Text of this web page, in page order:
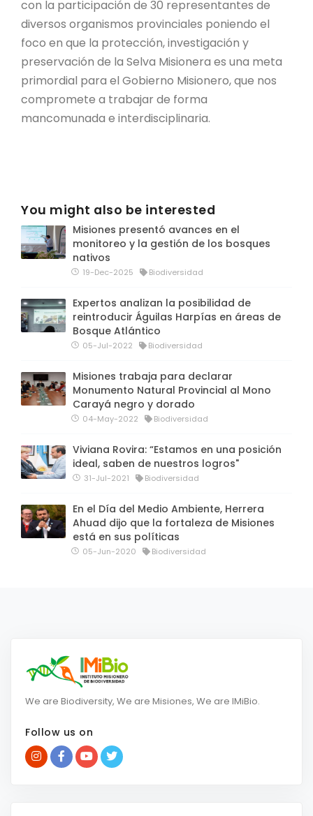
con la participación de 30 representantes de
diversos organismos provinciales poniendo el
foco en que la protección, investigación y
preservación de la Selva Misionera es una meta
primordial para el Gobierno Misionero, que nos
compromete a trabajar de forma
mancomunada e interdisciplinaria.
You might also be interested
Misiones presentó avances en el
monitoreo y la gestión de los bosques
nativos
19-Dec-2025 Biodiversidad
Expertos analizan la posibilidad de
reintroducir Águilas Harpías en áreas de
Bosque Atlántico
05-Jul-2022 Biodiversidad
Misiones trabaja para declarar
Monumento Natural Provincial al Mono
Carayá negro y dorado
04-May-2022 Biodiversidad
Viviana Rovira: “Estamos en una posición
ideal, saben de nuestros logros"
31-Jul-2021 Biodiversidad
En el Día del Medio Ambiente, Herrera
Ahuad dijo que la fortaleza de Misiones
está en sus políticas
05-Jun-2020 Biodiversidad
We are Biodiversity, We are Misiones, We are IMiBio.
Follow us on